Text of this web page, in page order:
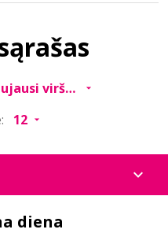
diena